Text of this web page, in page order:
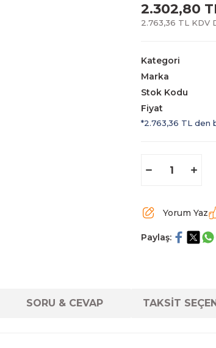
2.302,80
2.763,36 TL KDV
Kategori
Marka
Stok Kodu
Fiyat
*2.763,36 TL den
Yorum Yaz
Paylaş:
SORU & CEVAP TAKSİT